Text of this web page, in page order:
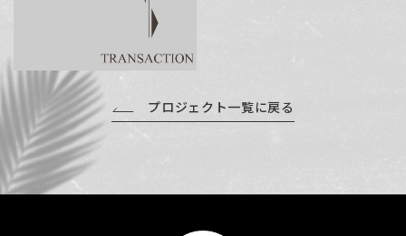
プロジェクト一覧に戻る